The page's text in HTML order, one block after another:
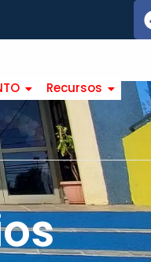
Recursos